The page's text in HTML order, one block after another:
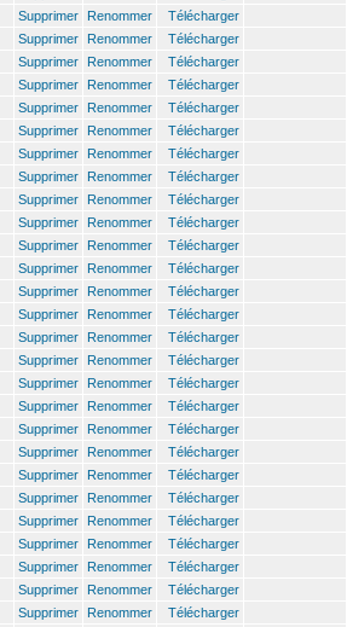
Supprimer Renommer
Télécharger
Supprimer Renommer
Télécharger
Supprimer Renommer
Télécharger
Supprimer Renommer
Télécharger
Supprimer Renommer
Télécharger
Supprimer Renommer
Télécharger
Supprimer Renommer
Télécharger
Supprimer Renommer
Télécharger
Supprimer Renommer
Télécharger
Supprimer Renommer
Télécharger
Supprimer Renommer
Télécharger
Supprimer Renommer
Télécharger
Supprimer Renommer
Télécharger
Supprimer Renommer
Télécharger
Supprimer Renommer
Télécharger
Supprimer Renommer
Télécharger
Supprimer Renommer
Télécharger
Supprimer Renommer
Télécharger
Supprimer Renommer
Télécharger
Supprimer Renommer
Télécharger
Supprimer Renommer
Télécharger
Supprimer Renommer
Télécharger
Supprimer Renommer
Télécharger
Supprimer Renommer
Télécharger
Supprimer Renommer
Télécharger
Supprimer Renommer
Télécharger
Supprimer Renommer
Télécharger